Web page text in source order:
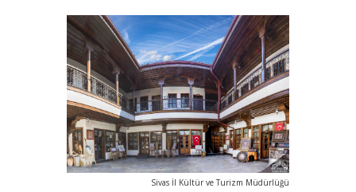
Sivas İl Kültür ve Turizm Müdürlüğü